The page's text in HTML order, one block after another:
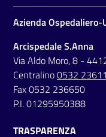
Azienda
Arcispedale S.Anna
Via Aldo Moro, 8 -
Centralino0532
Fax 0532 236650
P.I. 01295950388
TRASPARENZA